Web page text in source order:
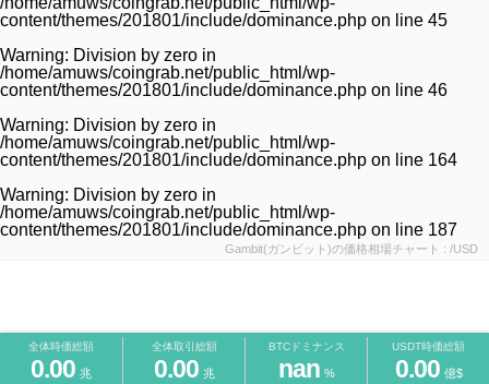
content/themes/201801/include/dominance.php on line 45
Warning: Division by zero in
/home/amuws/coingrab.net/public_html/wp-
content/themes/201801/include/dominance.php on line 46
Warning: Division by zero in
/home/amuws/coingrab.net/public_html/wp-
content/themes/201801/include/dominance.php on line 164
Warning: Division by zero in
/home/amuws/coingrab.net/public_html/wp-
content/themes/201801/include/dominance.php on line 187
Gambit(ガンビット)の価格相場チャート : /USD
全体時価総額 全体取引総額 BTCドミナンス USDT時価総額
0.00 兆
0.00 兆
nan %
0.00 億$